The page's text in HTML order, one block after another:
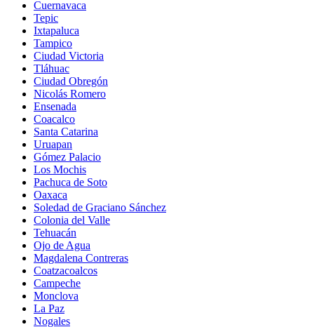
Cuernavaca
Tepic
Ixtapaluca
Tampico
Ciudad Victoria
Tláhuac
Ciudad Obregón
Nicolás Romero
Ensenada
Coacalco
Santa Catarina
Uruapan
Gómez Palacio
Los Mochis
Pachuca de Soto
Oaxaca
Soledad de Graciano Sánchez
Colonia del Valle
Tehuacán
Ojo de Agua
Magdalena Contreras
Coatzacoalcos
Campeche
Monclova
La Paz
Nogales